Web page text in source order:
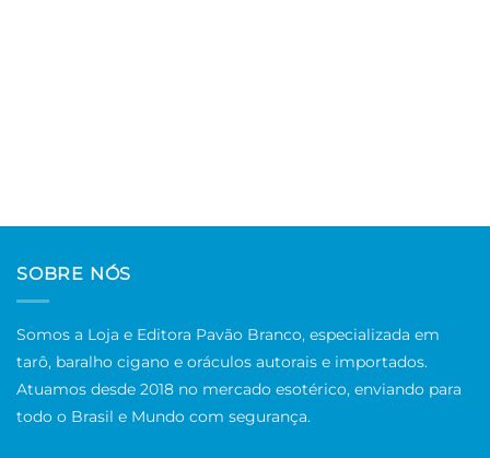
SOBRE NÓS
Somos a Loja e Editora Pavão Branco, especializada em
tarô, baralho cigano e oráculos autorais e importados.
Atuamos desde 2018 no mercado esotérico, enviando para
todo o Brasil e Mundo com segurança.